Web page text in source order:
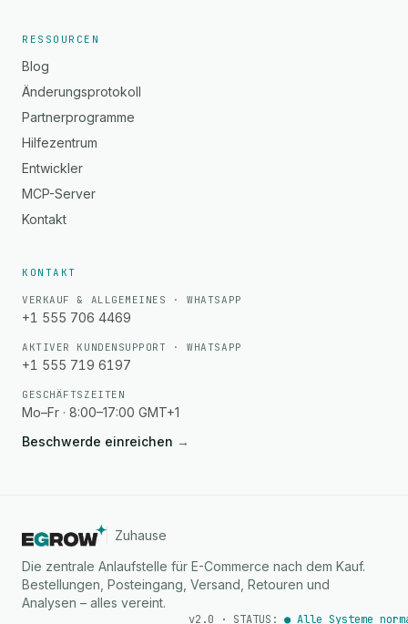
RESSOURCEN
Blog
Änderungsprotokoll
Partnerprogramme
Hilfezentrum
Entwickler
MCP-Server
Kontakt
KONTAKT
VERKAUF & ALLGEMEINES · WHATSAPP
+1 555 706 4469
AKTIVER KUNDENSUPPORT · WHATSAPP
+1 555 719 6197
GESCHÄFTSZEITEN
Mo–Fr · 8:00–17:00 GMT+1
Beschwerde einreichen →
Zuhause
Die zentrale Anlaufstelle für E-Commerce nach dem Kauf.
Bestellungen, Posteingang, Versand, Retouren und
Analysen – alles vereint.
v2.0 · STATUS: ● Alle Systeme